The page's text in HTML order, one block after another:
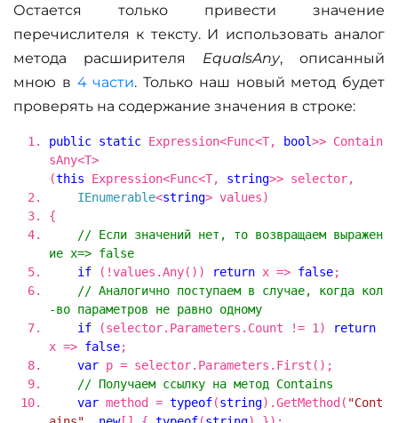
Остается только привести значение
перечислителя к тексту. И использовать аналог
метода расширителя EqualsAny, описанный
мною в 4 части. Только наш новый метод будет
проверять на содержание значения в строке:
public static Expression<Func<T, bool>> Contain
sAny<T>
(this Expression<Func<T, string>> selector,
IEnumerable<string> values)
{
// Если значений нет, то возвращаем выражен
ие x=> false
if (!values.Any()) return x => false;
// Аналогично поступаем в случае, когда кол
-во параметров не равно одному
if (selector.Parameters.Count != 1)
return
x => false;
var p = selector.Parameters.First();
// Получаем ссылку на метод Contains
var method = typeof(string).GetMethod( "Cont